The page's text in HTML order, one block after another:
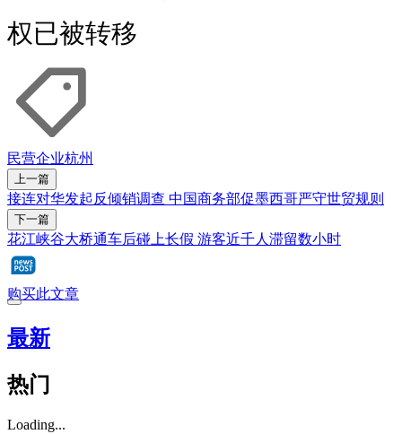
权已被转移
民营企业杭州
上一篇
接连对华发起反倾销调查 中国商务部促墨西哥严守世贸规则
下一篇
花江峡谷大桥通车后碰上长假 游客近千人滞留数小时
购买此文章
最新
热门
Loading...